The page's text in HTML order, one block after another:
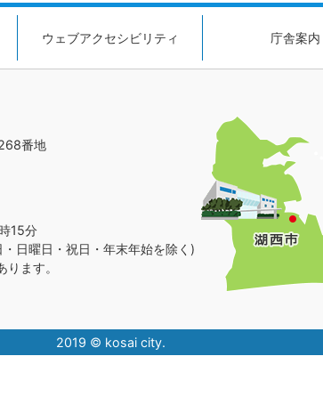
ウェブアクセシビリティ 庁舎案内
番地
15分
日曜日・祝日・年末年始を除く)
ます。
2019 © kosai city.